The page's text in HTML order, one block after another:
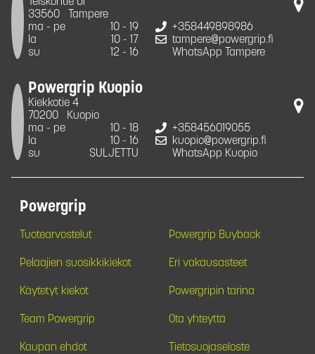
33560
Tampere
ma - pe
10 - 19
la
10 - 17
su
12 - 16
+358449898986
tampere@powergrip.fi
WhatsApp Tampere
Powergrip Kuopio
Kiekkotie 4
70200
Kuopio
ma - pe
10 - 18
la
10 - 16
su
SULJETTU
+358456019055
kuopio@powergrip.fi
WhatsApp Kuopio
Powergrip
Tuotearvostelut Powergrip Buyback
Pelaajien suosikkikiekot Eri vakausasteet
Käytetyt kiekot Powergripin tarina
Team Powergrip Ota yhteyttä
Kaupan ehdot Tietosuojaseloste